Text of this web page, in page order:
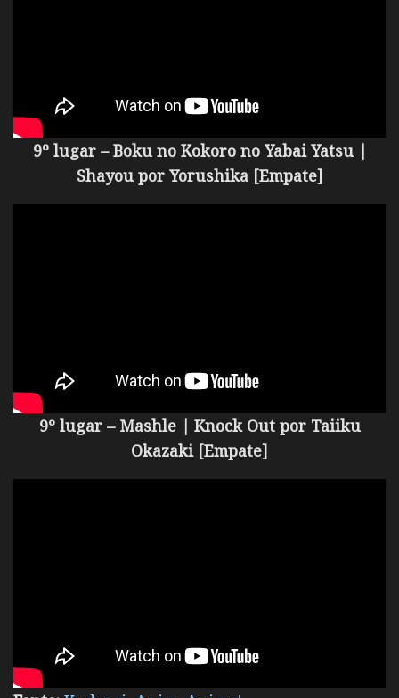
9º lugar – Boku no Kokoro no Yabai Yatsu |
Shayou por Yorushika [Empate]
9º lugar – Mashle | Knock Out por Taiiku
Okazaki [Empate]